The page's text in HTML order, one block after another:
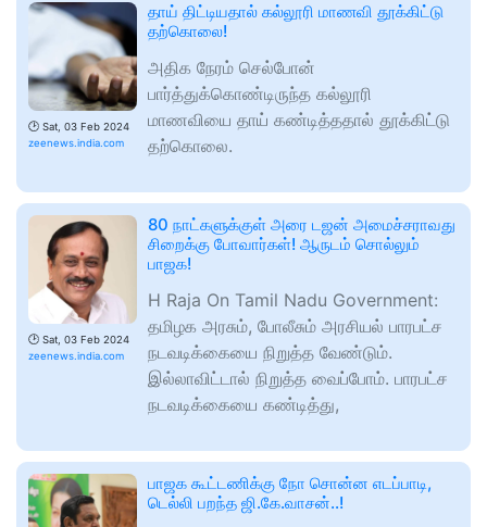
🕑 Sat, 03 Feb 2024
zeenews.india.com
தாய் திட்டியதால் கல்லூரி மாணவி தூக்கிட்டு
தற்கொலை!
அதிக நேரம் செல்போன்
பார்த்துக்கொண்டிருந்த கல்லூரி
மாணவியை தாய் கண்டித்ததால் தூக்கிட்டு
தற்கொலை.
🕑 Sat, 03 Feb 2024
zeenews.india.com
80 நாட்களுக்குள் அரை டஜன் அமைச்சராவது
சிறைக்கு போவார்கள்! ஆருடம் சொல்லும்
பாஜக!
H Raja On Tamil Nadu Government:
தமிழக அரசும், போலீசும் அரசியல் பாரபட்ச
நடவடிக்கையை நிறுத்த வேண்டும்.
இல்லாவிட்டால் நிறுத்த வைப்போம். பாரபட்ச
நடவடிக்கையை கண்டித்து,
பாஜக கூட்டணிக்கு நோ சொன்ன எடப்பாடி,
டெல்லி பறந்த ஜி.கே.வாசன்..!